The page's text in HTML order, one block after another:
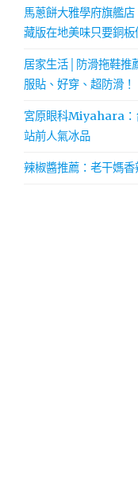
馬蔥餅大雅學府旗艦
藏版在地美味只要銅板
居家生活│防滑拖鞋推
服貼、好穿、超防滑！
宮原眼科Miyahara：
站前人氣冰品
辣椒醬推薦：老干媽